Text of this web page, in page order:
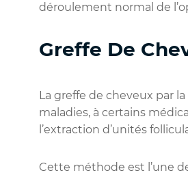
déroulement normal de
Greffe De
La greffe de cheveux par
maladies, à certains
l’extraction d’unités
Cette méthode est l’une